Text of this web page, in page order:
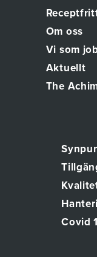
Om oss
Vi som
Aktuellt
The
Covid